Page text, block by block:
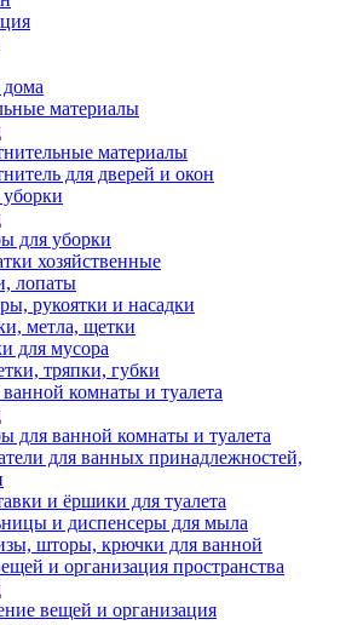
материалы
материалы
для дверей и окон
для уборки
хозяйственные
лопаты
рукоятки и насадки
метла, щетки
для мусора
тряпки, губки
комнаты и туалета
для ванной комнаты и туалета
для ванных принадлежностей,
и ёршики для туалета
и диспенсеры для мыла
шторы, крючки для ванной
и организация пространства
вещей и организация